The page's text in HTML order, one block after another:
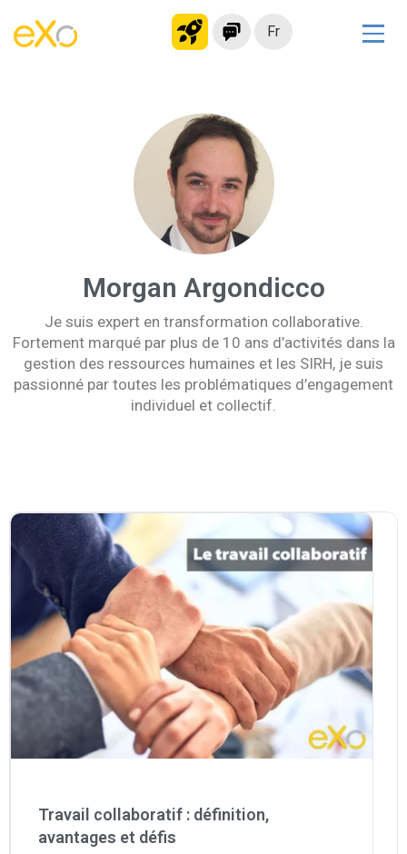
Fr
Plateforme collaborative
Réseau social
Hub de connaissances
Portail d’applications
Microsoft 365
Migrer vers eXo Platform
Produit
Mobile
No code
Intégrations
IA maitrisée
Architecture
Sécurité
Open source
Contactez-nous
Essayez eXo
Morgan Argondicco
Je suis expert en transformation collaborative.
Fortement marqué par plus de 10 ans d’activités dans la
gestion des ressources humaines et les SIRH, je suis
passionné par toutes les problématiques d’engagement
individuel et collectif.
Travail collaboratif : définition,
avantages et défis